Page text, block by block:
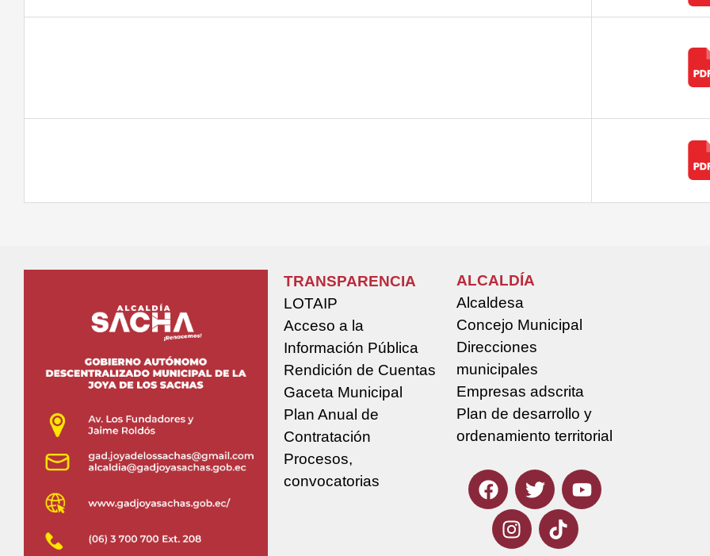
TRANSPARENCIA
LOTAIP
Acceso a la
Información Pública
Rendición de Cuentas
Gaceta Municipal
Plan Anual de
Contratación
Procesos,
convocatorias
ALCALDÍA
Alcaldesa
Concejo Municipal
Direcciones
municipales
Empresas adscrita
Plan de desarrollo y
ordenamiento territorial